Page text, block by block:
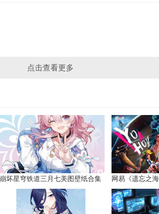
点击查看更多
崩坏星穹铁道三月七美图壁纸合集 网易《遗忘之